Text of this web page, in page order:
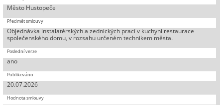
Město Hustopeče
Objednávka instalatérských a zednických prací v kuchyni restaurace
společenského domu, v rozsahu určeném technikem města.
ano
20.07.2026